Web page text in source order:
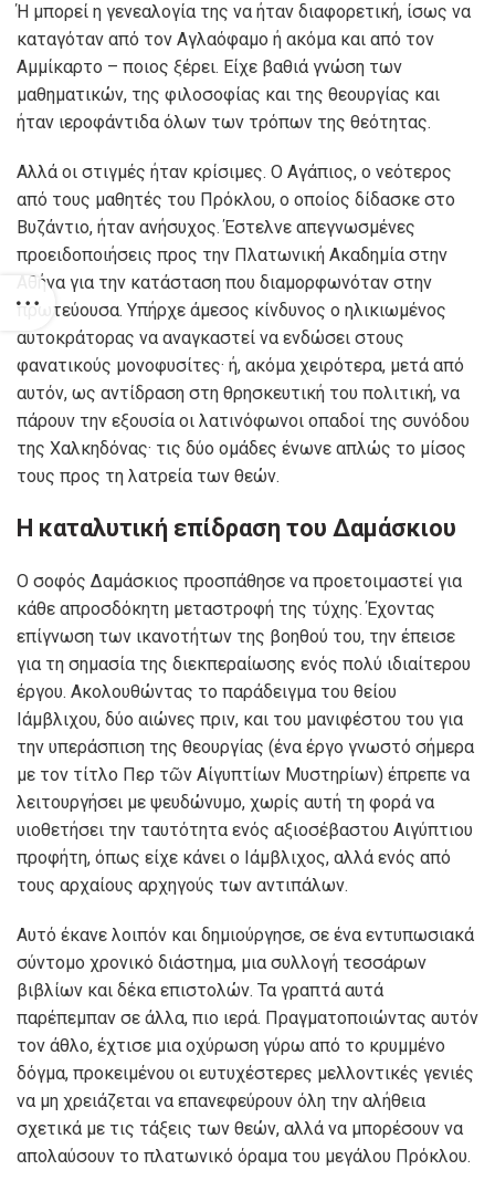
Ή μπορεί η γενεαλογία της να ήταν διαφορετική, ίσως να
καταγόταν από τον Αγλαόφαμο ή ακόμα και από τον
Αμμίκαρτο – ποιος ξέρει. Είχε βαθιά γνώση των
μαθηματικών, της φιλοσοφίας και της θεουργίας και
ήταν ιεροφάντιδα όλων των τρόπων της θεότητας.
Αλλά οι στιγμές ήταν κρίσιμες. Ο Αγάπιος, ο νεότερος
από τους μαθητές του Πρόκλου, ο οποίος δίδασκε στο
Βυζάντιο, ήταν ανήσυχος. Έστελνε απεγνωσμένες
προειδοποιήσεις προς την Πλατωνική Ακαδημία στην
Αθήνα για την κατάσταση που διαμορφωνόταν στην
πρωτεύουσα. Υπήρχε άμεσος κίνδυνος ο ηλικιωμένος
αυτοκράτορας να αναγκαστεί να ενδώσει στους
φανατικούς μονοφυσίτες· ή, ακόμα χειρότερα, μετά από
αυτόν, ως αντίδραση στη θρησκευτική του πολιτική, να
πάρουν την εξουσία οι λατινόφωνοι οπαδοί της συνόδου
της Χαλκηδόνας· τις δύο ομάδες ένωνε απλώς το μίσος
τους προς τη λατρεία των θεών.
Η καταλυτική επίδραση του Δαμάσκιου
Ο σοφός Δαμάσκιος προσπάθησε να προετοιμαστεί για
κάθε απροσδόκητη μεταστροφή της τύχης. Έχοντας
επίγνωση των ικανοτήτων της βοηθού του, την έπεισε
για τη σημασία της διεκπεραίωσης ενός πολύ ιδιαίτερου
έργου. Ακολουθώντας το παράδειγμα του θείου
Ιάμβλιχου, δύο αιώνες πριν, και του μανιφέστου του για
την υπεράσπιση της θεουργίας (ένα έργο γνωστό σήμερα
με τον τίτλο Περ τῶν Αίγυπτίων Μυστηρίων) έπρεπε να
λειτουργήσει με ψευδώνυμο, χωρίς αυτή τη φορά να
υιοθετήσει την ταυτότητα ενός αξιοσέβαστου Αιγύπτιου
προφήτη, όπως είχε κάνει ο Ιάμβλιχος, αλλά ενός από
τους αρχαίους αρχηγούς των αντιπάλων.
Αυτό έκανε λοιπόν και δημιούργησε, σε ένα εντυπωσιακά
σύντομο χρονικό διάστημα, μια συλλογή τεσσάρων
βιβλίων και δέκα επιστολών. Τα γραπτά αυτά
παρέπεμπαν σε άλλα, πιο ιερά. Πραγματοποιώντας αυτόν
τον άθλο, έχτισε μια οχύρωση γύρω από το κρυμμένο
δόγμα, προκειμένου οι ευτυχέστερες μελλοντικές γενιές
να μη χρειάζεται να επανεφεύρουν όλη την αλήθεια
σχετικά με τις τάξεις των θεών, αλλά να μπορέσουν να
απολαύσουν το πλατωνικό όραμα του μεγάλου Πρόκλου.